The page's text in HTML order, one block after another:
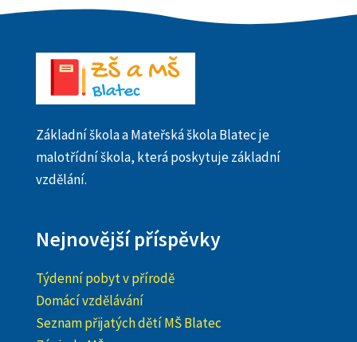
Základní škola a Mateřská škola Blatec je
malotřídní škola, která poskytuje základní
vzdělání.
Nejnovější příspěvky
Týdenní pobyt v přírodě
Domácí vzdělávání
Seznam přijatých dětí MŠ Blatec